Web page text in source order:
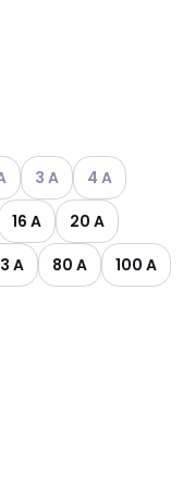
vaihtoehdot
olevat olevat
Katso käytettävissä
3 A Katso
4 A
vaihtoehdot
16 A
20 A
A 80 A
100 A